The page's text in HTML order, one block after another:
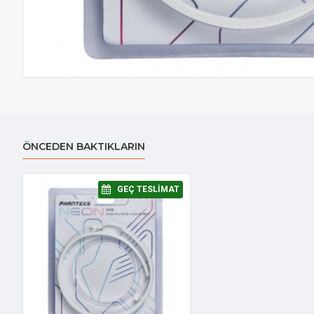
ÖNCEDEN BAKTIKLARIN
⠀GEÇ TESLIMAT